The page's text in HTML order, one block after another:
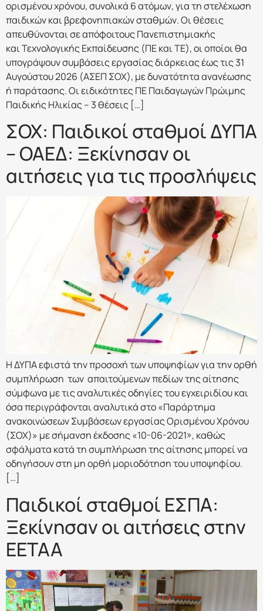
ορισμένου χρόνου, συνολικά 6 ατόμων, για τη στελέχωση
παιδικών και βρεφονηπιακών σταθμών. Οι θέσεις
απευθύνονται σε απόφοιτους Πανεπιστημιακής
και Τεχνολογικής Εκπαίδευσης (ΠΕ και ΤΕ), οι οποίοι θα
υπογράψουν συμβάσεις εργασίας διάρκειας έως τις 31
Αυγούστου 2026 (ΑΣΕΠ ΣΟΧ), με δυνατότητα ανανέωσης
ή παράτασης. Οι ειδικότητες ΠΕ Παιδαγωγών Πρώιμης
Παιδικής Ηλικίας – 3 θέσεις […]
ΣΟΧ: Παιδικοί σταθμοί ΔΥΠΑ
– ΟΑΕΔ: Ξεκίνησαν οι
αιτήσεις για τις προσλήψεις
Η ΔΥΠΑ εφιστά την προσοχή των υποψηφίων για την ορθή
συμπλήρωση των απαιτούμενων πεδίων της αίτησης
σύμφωνα με τις αναλυτικές οδηγίες του εγχειριδίου και
όσα περιγράφονται αναλυτικά στο «Παράρτημα
ανακοινώσεων Συμβάσεων εργασίας Ορισμένου Χρόνου
(ΣΟΧ)» με σήμανση έκδοσης «10-06-2021», καθώς
σφάλματα κατά τη συμπλήρωση της αίτησης μπορεί να
οδηγήσουν στη μη ορθή μοριοδότηση του υποψηφίου.
[…]
Παιδικοί σταθμοί ΕΣΠΑ:
Ξεκίνησαν οι αιτήσεις στην
ΕΕΤΑΑ